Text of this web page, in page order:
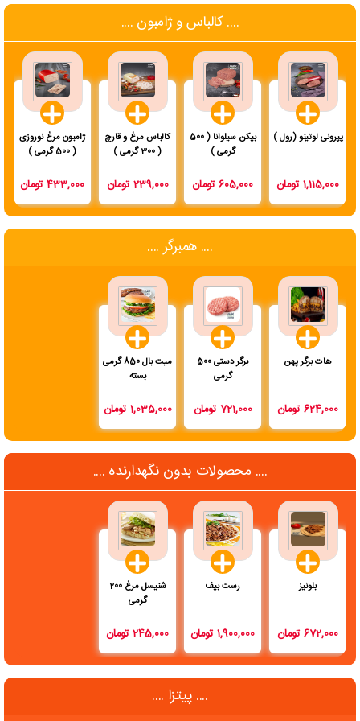
.... کالباس و ژامبون ....
پپرونی لوتینو (رول )
1,115,000 تومان
بیکن سیلوانا ( 500
گرمی )
605,000 تومان
کالباس مرغ و قارچ
( 300 گرمی )
239,000 تومان
ژامبون مرغ نوروزی
( 500 گرمی )
433,000 تومان
.... همبرگر ....
هات برگر پهن
624,000 تومان
برگر دستی 500
گرمی
721,000 تومان
میت بال 850 گرمی
بسته
1,035,000 تومان
.... محصولات بدون نگهدارنده ....
بلونیز
672,000 تومان
رست بیف
1,900,000 تومان
شنیسل مرغ 200
گرمی
245,000 تومان
.... پیتزا ....